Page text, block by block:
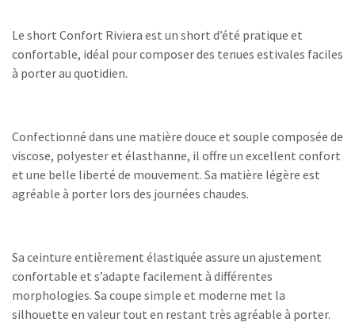
Le short Confort Riviera est un short d’été pratique et
confortable, idéal pour composer des tenues estivales faciles
à porter au quotidien.
Confectionné dans une matière douce et souple composée de
viscose, polyester et élasthanne, il offre un excellent confort
et une belle liberté de mouvement. Sa matière légère est
agréable à porter lors des journées chaudes.
Sa ceinture entièrement élastiquée assure un ajustement
confortable et s’adapte facilement à différentes
morphologies. Sa coupe simple et moderne met la
silhouette en valeur tout en restant très agréable à porter.